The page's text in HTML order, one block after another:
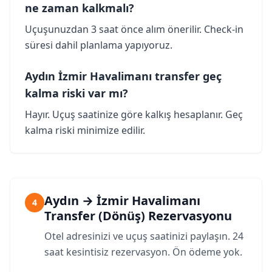
ne zaman kalkmalı?
Uçuşunuzdan 3 saat önce alım önerilir. Check-in
süresi dahil planlama yapıyoruz.
Aydın İzmir Havalimanı transfer geç
kalma riski var mı?
Hayır. Uçuş saatinize göre kalkış hesaplanır. Geç
kalma riski minimize edilir.
4
Aydın → İzmir Havalimanı
Transfer (Dönüş) Rezervasyonu
Otel adresinizi ve uçuş saatinizi paylaşın. 24
saat kesintisiz rezervasyon. Ön ödeme yok.